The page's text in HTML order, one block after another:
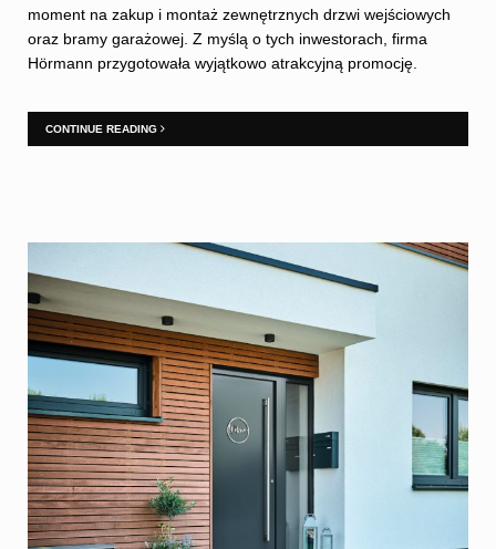
moment na zakup i montaż zewnętrznych drzwi wejściowych
oraz bramy garażowej. Z myślą o tych inwestorach, firma
Hörmann przygotowała wyjątkowo atrakcyjną promocję.
CONTINUE READING